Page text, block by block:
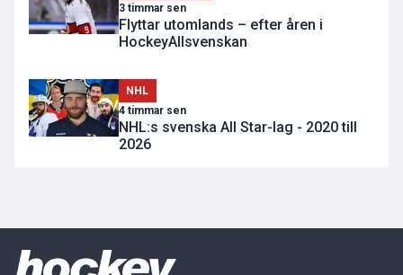
3 timmar sen
Flyttar utomlands – efter åren i
HockeyAllsvenskan
NHL
4 timmar sen
NHL:s svenska All Star-lag - 2020 till
2026